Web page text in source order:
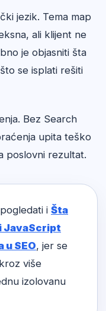
jezik. Tema map
ali klijent ne
je objasniti šta
se isplati rešiti
Bez Search
upita teško
poslovni rezultat.
i Šta
JavaScript
u SEO, jer se
više
izolovanu